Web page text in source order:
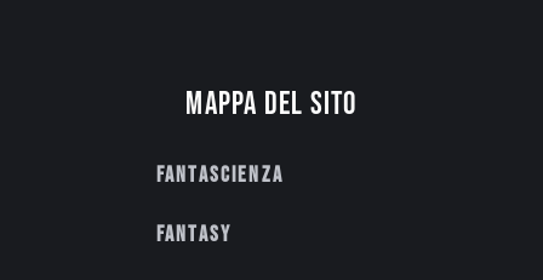
Mappa del sito
Fantascienza
Fantasy